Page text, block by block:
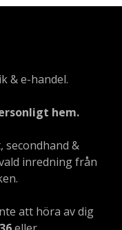
& e-handel.
hem.
secondhand &
inredning från
att höra av dig